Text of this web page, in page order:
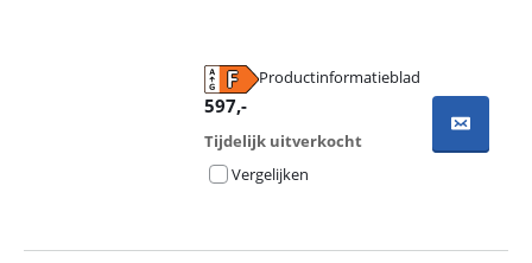
Productinformatieblad
597,-
Tijdelijk uitverkocht
Vergelijken